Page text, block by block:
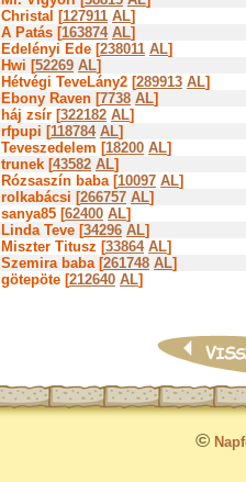
Christal [127911 AL]
A Patás [163874 AL]
Edelényi Ede [238011 AL]
Hwi [52269 AL]
Hétvégi TeveLány2 [289913 AL]
Ebony Raven [7738 AL]
háj zsír [322182 AL]
rfpupi [118784 AL]
Teveszedelem [18200 AL]
trunek [43582 AL]
Rózsaszín baba [10097 AL]
rolkabácsi [266757 AL]
sanya85 [62400 AL]
Linda Teve [34296 AL]
Miszter Titusz [33864 AL]
Szemira baba [261748 AL]
götepöte [212640 AL]
©